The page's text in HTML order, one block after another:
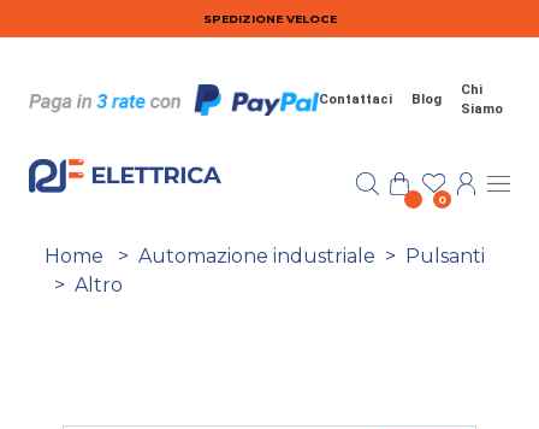
Salta al contenuto principaleSPEDIZIONE VELOCE
Contattaci Blog
Chi
Siamo
0
Home > Automazione industriale >
Pulsanti
> Altro